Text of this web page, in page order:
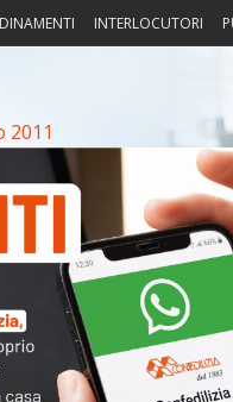
INTERLOCUTORI
Intorno alla casa
2011